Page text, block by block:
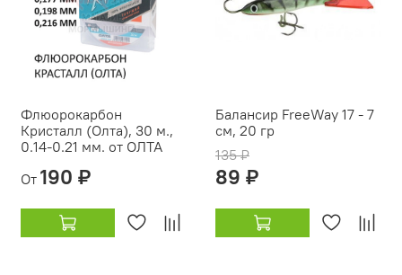
Флюорокарбон
Кристалл (Олта), 30 м.,
0.14-0.21 мм. от ОЛТА
От 190 ₽
Балансир FreeWay 17 - 7
см, 20 гр
135 ₽
89 ₽